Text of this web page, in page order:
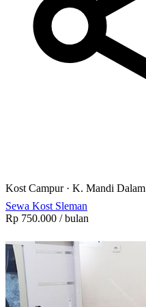
Kost Campur· K. Mandi Dalam
Sewa Kost Sleman
Rp 750.000 / bulan